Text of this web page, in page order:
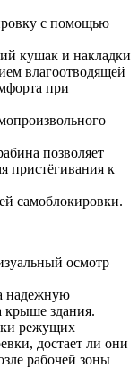
с помощью
кушак и накладки
влагоотводящей
при
позволяет
пристёгивания к
самоблокировки.
осмотр
надежную
крыше здания.
режущих
достает ли они
рабочей зоны